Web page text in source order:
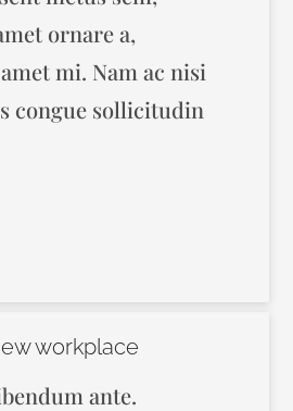
ornare a,
mi. Nam ac nisi
congue sollicitudin
workplace
ante.